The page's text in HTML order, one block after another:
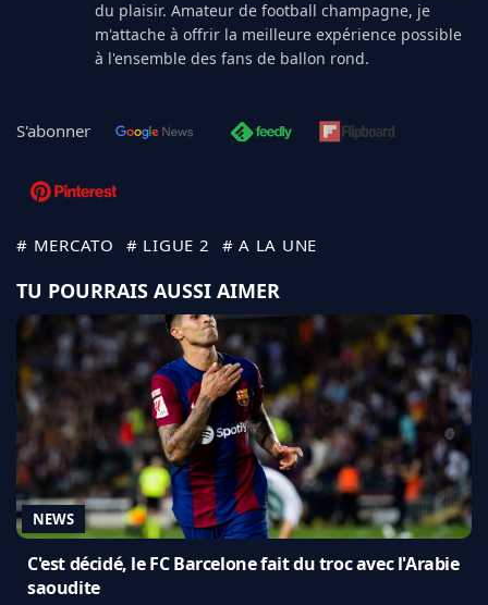
du plaisir. Amateur de football champagne, je
m'attache à offrir la meilleure expérience possible
à l'ensemble des fans de ballon rond.
S'abonner
# MERCATO # LIGUE 2 # A LA UNE
TU POURRAIS AUSSI AIMER
NEWS
C'est décidé, le FC Barcelone fait du troc avec l'Arabie
saoudite